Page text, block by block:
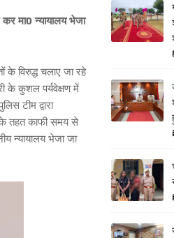
मा0 न्यायालय भेजा
के विरुद्ध चलाए जा रहे
के कुशल पर्यवेक्षण में
टीम द्वारा
के तहत काफी समय से
न्यायालय भेजा जा